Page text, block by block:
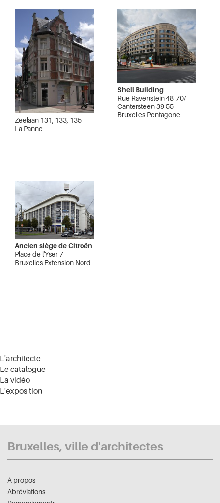
Zeelaan 131, 133, 135
La Panne
Shell Building
Rue Ravenstein 48-70/
Cantersteen 39-55
Bruxelles Pentagone
Ancien siège de Citroën
Place de l'Yser 7
Bruxelles Extension Nord
L'architecte
Le catalogue
La vidéo
L'exposition
Bruxelles, ville d'architectes
À propos
Abréviations